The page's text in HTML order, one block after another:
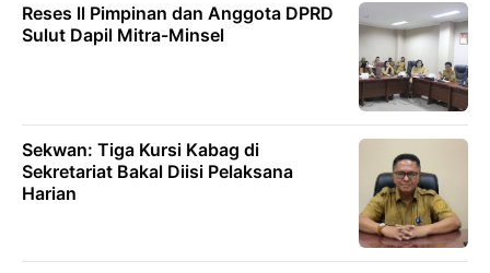
Reses ll Pimpinan dan Anggota DPRD
Sulut Dapil Mitra-Minsel
Sekwan: Tiga Kursi Kabag di
Sekretariat Bakal Diisi Pelaksana
Harian